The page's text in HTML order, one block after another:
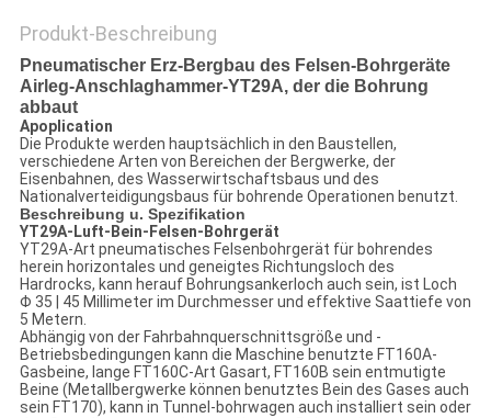
Produkt-Beschreibung
Pneumatischer Erz-Bergbau des Felsen-Bohrgeräte
Airleg-Anschlaghammer-YT29A, der die Bohrung
abbaut
Apoplication
Die Produkte werden hauptsächlich in den Baustellen,
verschiedene Arten von Bereichen der Bergwerke, der
Eisenbahnen, des Wasserwirtschaftsbaus und des
Nationalverteidigungsbaus für bohrende Operationen benutzt.
Beschreibung u. Spezifikation
YT29A-Luft-Bein-Felsen-Bohrgerät
YT29A-Art pneumatisches Felsenbohrgerät für bohrendes
herein horizontales und geneigtes Richtungsloch des
Hardrocks, kann herauf Bohrungsankerloch auch sein, ist Loch
Φ 35 | 45 Millimeter im Durchmesser und effektive Saattiefe von
5 Metern.
Abhängig von der Fahrbahnquerschnittsgröße und -
Betriebsbedingungen kann die Maschine benutzte FT160A-
Gasbeine, lange FT160C-Art Gasart, FT160B sein entmutigte
Beine (Metallbergwerke können benutztes Bein des Gases auch
sein FT170), kann in Tunnel-bohrwagen auch installiert sein oder